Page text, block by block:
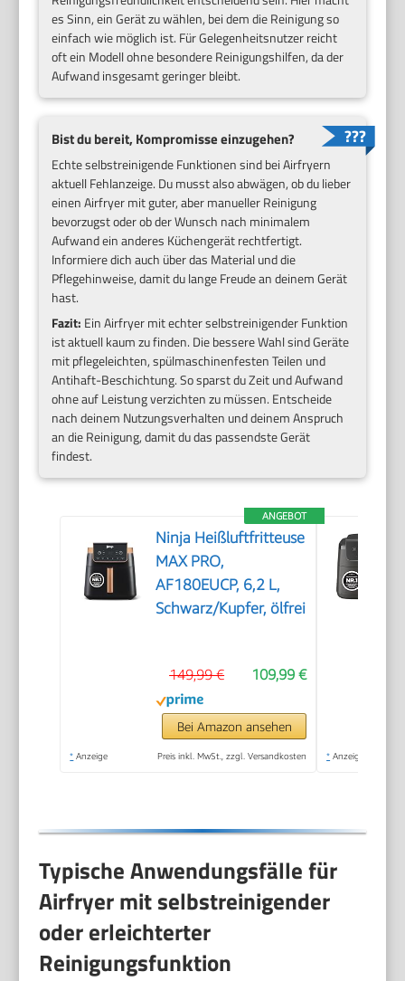
es Sinn, ein Gerät zu wählen, bei dem die Reinigung so
einfach wie möglich ist. Für Gelegenheitsnutzer reicht
oft ein Modell ohne besondere Reinigungshilfen, da der
Aufwand insgesamt geringer bleibt.
Bist du bereit, Kompromisse einzugehen?
Echte selbstreinigende Funktionen sind bei Airfryern
aktuell Fehlanzeige. Du musst also abwägen, ob du lieber
einen Airfryer mit guter, aber manueller Reinigung
bevorzugst oder ob der Wunsch nach minimalem
Aufwand ein anderes Küchengerät rechtfertigt.
Informiere dich auch über das Material und die
Pflegehinweise, damit du lange Freude an deinem Gerät
hast.
Fazit: Ein Airfryer mit echter selbstreinigender Funktion
ist aktuell kaum zu finden. Die bessere Wahl sind Geräte
mit pflegeleichten, spülmaschinenfesten Teilen und
Antihaft-Beschichtung. So sparst du Zeit und Aufwand
ohne auf Leistung verzichten zu müssen. Entscheide
nach deinem Nutzungsverhalten und deinem Anspruch
an die Reinigung, damit du das passendste Gerät
findest.
ANGEBOT
Ninja Heißluftfritteuse
MAX PRO,
AF180EUCP, 6,2 L,
Schwarz/Kupfer, ölfrei
109,99 €
149,99 €
Bei Amazon ansehen
* Anzeige Preis inkl. MwSt., zzgl. Versandkosten * Anzeige
Typische Anwendungsfälle für
Airfryer mit selbstreinigender
oder erleichterter
Reinigungsfunktion